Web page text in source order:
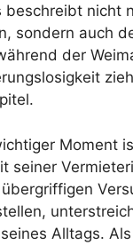
beschreibt nicht
sondern auch
der
Moment
seiner
Alltags.